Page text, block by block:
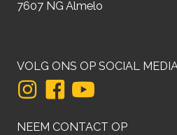
7607 NG Almelo
VOLG ONS OP SOCIAL
NEEM CONTACT OP